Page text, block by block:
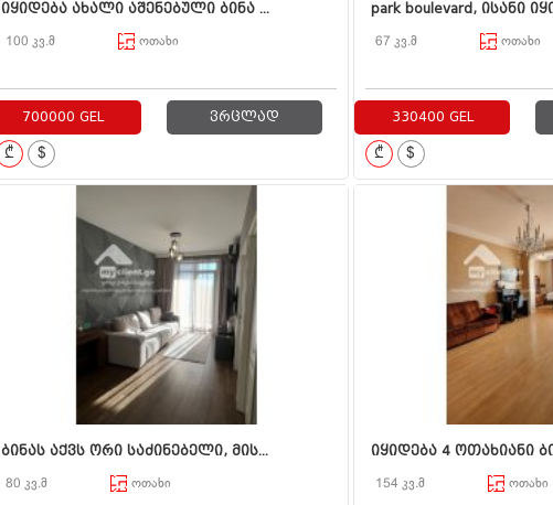
იყიდება ახალი აშენებული ბინა ...
100 კვ.მ ოთახი
700000 GEL ვრცლად
₾ $
park boulevard, ისანი
67 კვ.მ ოთახი
330400 GEL
₾ $
ბინას აქვს ორი საძინებელი, მის...
80 კვ.მ ოთახი
იყიდება 4 ოთახიანი
154 კვ.მ ოთახი